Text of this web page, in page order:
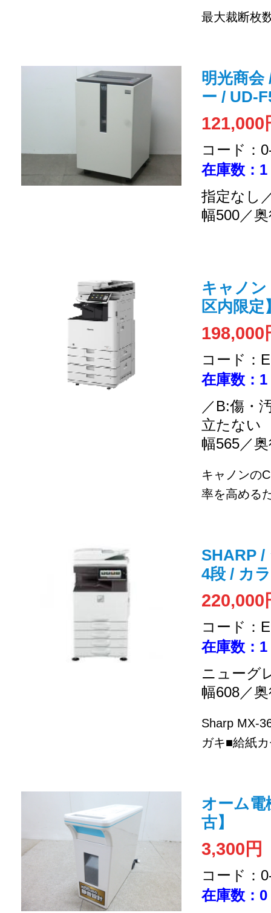
最大裁断枚
明光商会
ー / UD-
121,000
コード：
在庫数：1
指定なし
幅500／
キャノン
区内限定
198,000
コード：
在庫数：1
／B:傷・
立たない
幅565／
キャノンの
率を高める
SHARP /
4段 / カ
220,000
コード：
在庫数：1
ニューグ
幅608／
Sharp MX-
ガキ■給紙
オーム電
古】
3,300円
コード：
在庫数：0